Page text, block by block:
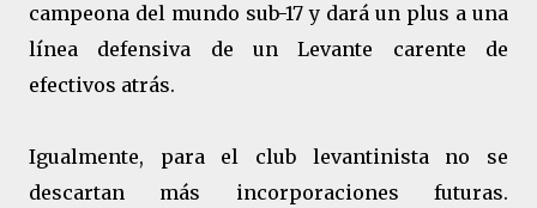
campeona del mundo sub-17 y dará un plus a una
línea defensiva de un Levante carente de
efectivos atrás.
Igualmente, para el club levantinista no se
descartan más incorporaciones futuras.